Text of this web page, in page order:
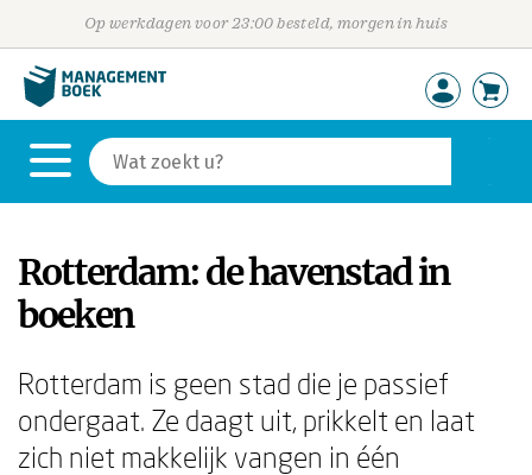
Op werkdagen voor 23:00 besteld, morgen in huis
Rotterdam: de havenstad in
boeken
Rotterdam is geen stad die je passief
ondergaat. Ze daagt uit, prikkelt en laat
zich niet makkelijk vangen in één